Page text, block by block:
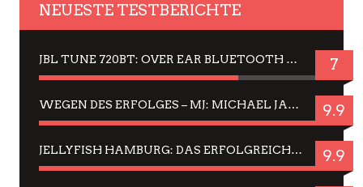
NEUESTE TESTBERICHTE
JBL TUNE 720BT: OVER EAR BLUETOOTH KOPFHÖRER UM DIE 50,-€ IM DAUER-TEST 7
WEGEN DES ERFOLGES – MJ: MICHAEL JACKSON MUSICAL IN EINER MATINEE SEHEN 9.9
JELLYFISH HAMBURG: DAS ERFOLGREICHE SOMMER-MENÜ 2025 IN GEFÜHLEN UND BILDERN 9.9